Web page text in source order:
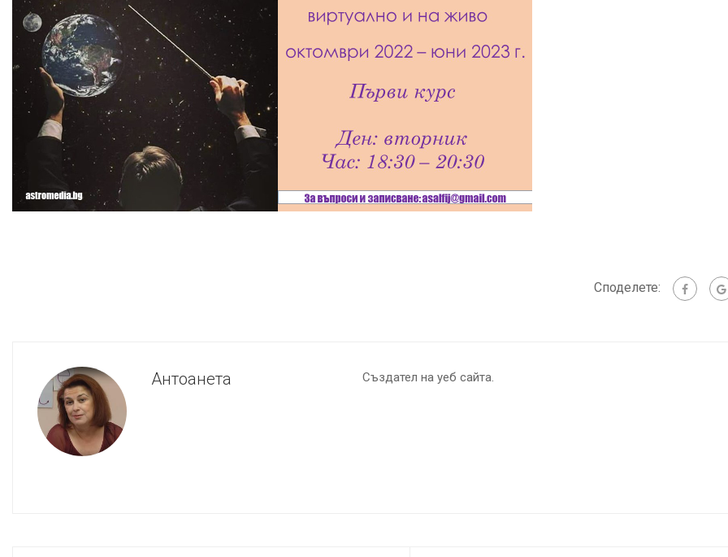
Споделете:
Антоанета Създател на уеб сайта.